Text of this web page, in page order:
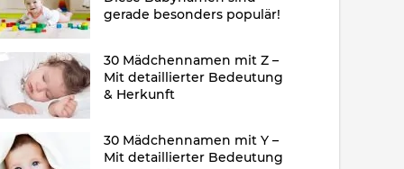
gerade besonders populär!
30 Mädchennamen mit Z –
Mit detaillierter Bedeutung
& Herkunft
30 Mädchennamen mit Y –
Mit detaillierter Bedeutung